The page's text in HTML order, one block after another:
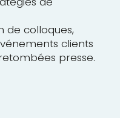
de colloques,
clients
presse.